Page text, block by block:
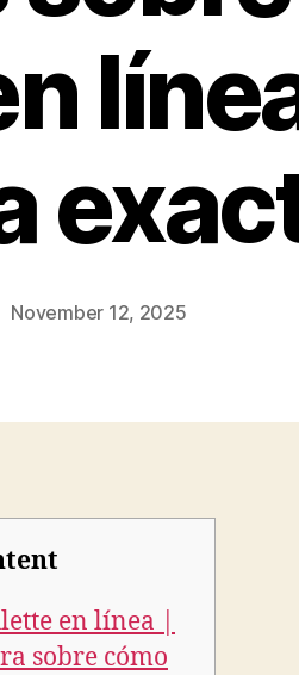
November 12, 2025
en línea |
sobre cómo